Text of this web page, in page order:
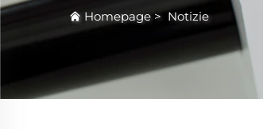
Homepage > Notizie